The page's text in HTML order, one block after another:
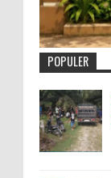
POPULER